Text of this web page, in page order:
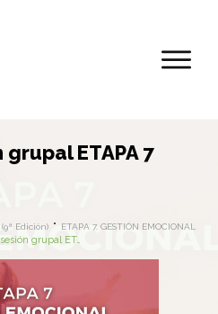
ETAPA 7
Edición)
ETAPA 7. GESTIÓN EMOCIONAL
Grabación sesión grupal ETAPA 7 (22.10.2025)